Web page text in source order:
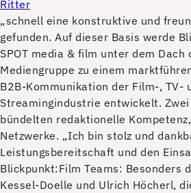
Ritter
„schnell eine konstruktive und
gefunden. Auf dieser Basis werde
SPOT media & film unter dem Dach
Mediengruppe zu einem
B2B-Kommunikation der Film-, TV-
Streamingindustrie entwickelt.
bündelten redaktionelle
Netzwerke. „Ich bin stolz und
Leistungsbereitschaft und den
Blickpunkt:Film Teams: Besonders
Kessel-Doelle und Ulrich Höcherl,